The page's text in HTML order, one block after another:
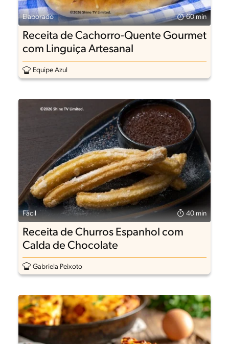
Elaborado 60 min
Receita de Cachorro-Quente Gourmet
com Linguiça Artesanal
Equipe Azul
Fácil 40 min
Receita de Churros Espanhol com
Calda de Chocolate
Gabriela Peixoto